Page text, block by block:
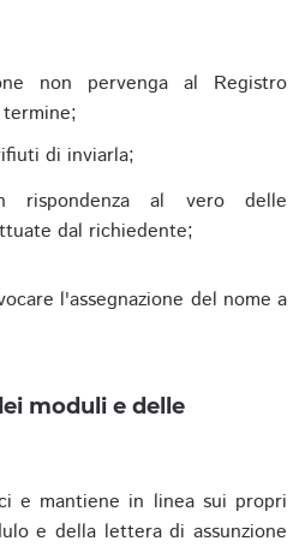
non pervenga al Registro
di inviarla;
rispondenza al vero delle
dal richiedente;
l'assegnazione del nome a
moduli e delle
e mantiene in linea sui propri
e della lettera di assunzione